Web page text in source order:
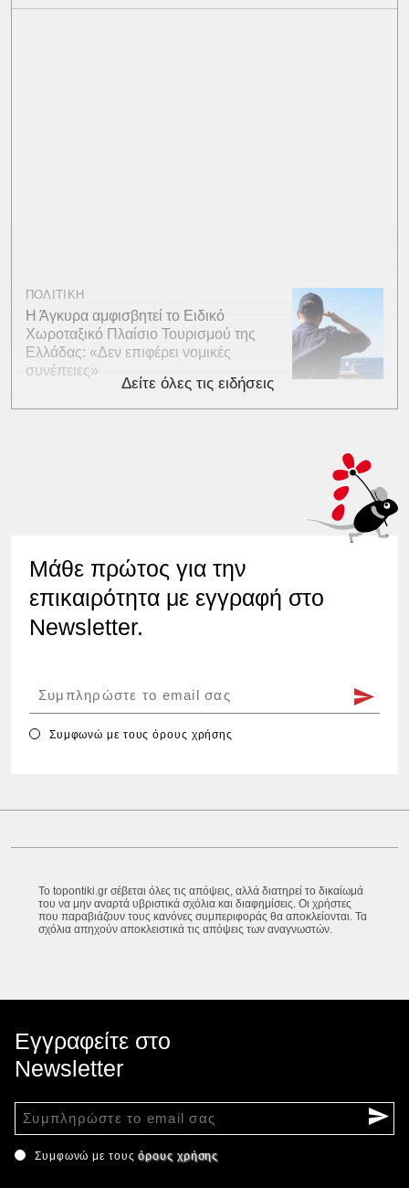
ΠΟΛΙΤΙΚΗ
Η Άγκυρα αμφισβητεί το Ειδικό
Χωροταξικό Πλαίσιο Τουρισμού της
Ελλάδας: «Δεν επιφέρει νομικές
συνέπειες»
Δείτε όλες τις ειδήσεις
Μάθε πρώτος για την
επικαιρότητα με εγγραφή στο
Newsletter.
Συμφωνώ με τουςόρους χρήσης
Το topontiki.gr σέβεται όλες τις απόψεις, αλλά διατηρεί το δικαίωμά
του να μην αναρτά υβριστικά σχόλια και διαφημίσεις. Οι χρήστες
που παραβιάζουν τους κανόνες συμπεριφοράς θα αποκλείονται. Τα
σχόλια απηχούν αποκλειστικά τις απόψεις των αναγνωστών.
Εγγραφείτε στο
Newsletter
Συμφωνώ με τουςόρους χρήσης